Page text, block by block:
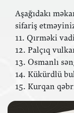
Aşağıdakı
sifariş
11. Qırməki
12. Palçıq
13. Osmanlı
14. Kükürdlü
15. Kurqan